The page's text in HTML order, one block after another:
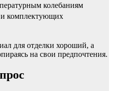
колебаниям
и комплектующих
для отделки хороший, а
на свои предпочтения.